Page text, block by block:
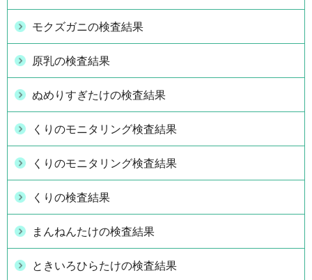
モクズガニの検査結果
原乳の検査結果
ぬめりすぎたけの検査結果
くりのモニタリング検査結果
くりのモニタリング検査結果
くりの検査結果
まんねんたけの検査結果
ときいろひらたけの検査結果